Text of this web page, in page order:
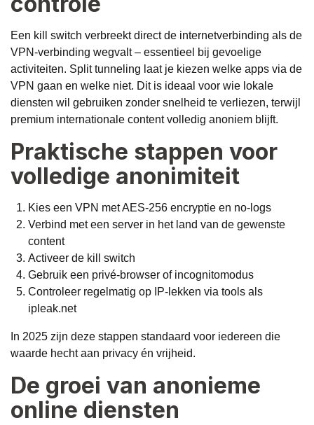
Een kill switch verbreekt direct de internetverbinding als de
VPN-verbinding wegvalt – essentieel bij gevoelige
activiteiten. Split tunneling laat je kiezen welke apps via de
VPN gaan en welke niet. Dit is ideaal voor wie lokale
diensten wil gebruiken zonder snelheid te verliezen, terwijl
premium internationale content volledig anoniem blijft.
Praktische stappen voor
volledige anonimiteit
Kies een VPN met AES-256 encryptie en no-logs
Verbind met een server in het land van de gewenste
content
Activeer de kill switch
Gebruik een privé-browser of incognitomodus
Controleer regelmatig op IP-lekken via tools als
ipleak.net
In 2025 zijn deze stappen standaard voor iedereen die
waarde hecht aan privacy én vrijheid.
De groei van anonieme
online diensten